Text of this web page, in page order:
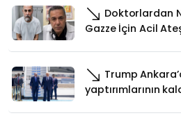
Doktorlardan
Gazze İçin Acil
Trump
yaptırımlarının